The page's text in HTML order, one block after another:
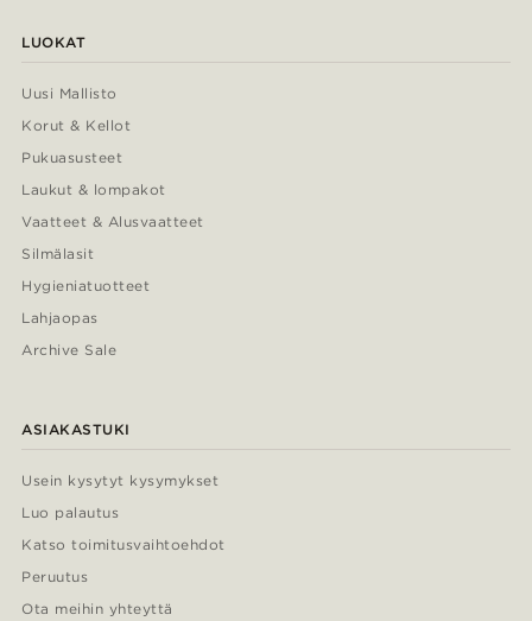
LUOKAT
Uusi Mallisto
Korut & Kellot
Pukuasusteet
Laukut & lompakot
Vaatteet & Alusvaatteet
Silmälasit
Hygieniatuotteet
Lahjaopas
Archive Sale
ASIAKASTUKI
Usein kysytyt kysymykset
Luo palautus
Katso toimitusvaihtoehdot
Peruutus
Ota meihin yhteyttä